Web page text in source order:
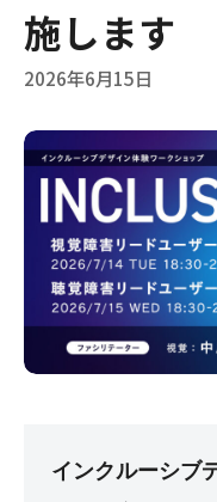
施します
2026年6月15日
インクルーシブ